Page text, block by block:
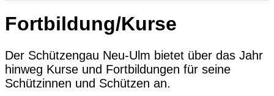
Fortbildung/Kurse
Der Schützengau Neu-Ulm bietet über das Jahr
hinweg Kurse und Fortbildungen für seine
Schützinnen und Schützen an.